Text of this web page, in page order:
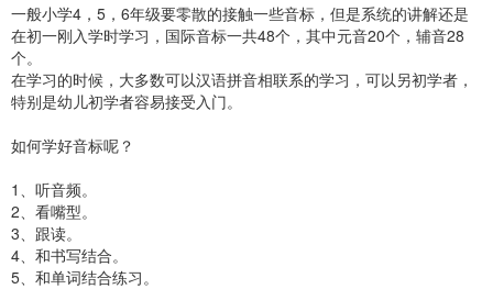
一般小学4，5，6年级要零散的接触一些音标，但是系统的讲解还是
在初一刚入学时学习，国际音标一共48个，其中元音20个，辅音28
个。
在学习的时候，大多数可以汉语拼音相联系的学习，可以另初学者，
特别是幼儿初学者容易接受入门。
如何学好音标呢？
1、听音频。
2、看嘴型。
3、跟读。
4、和书写结合。
5、和单词结合练习。